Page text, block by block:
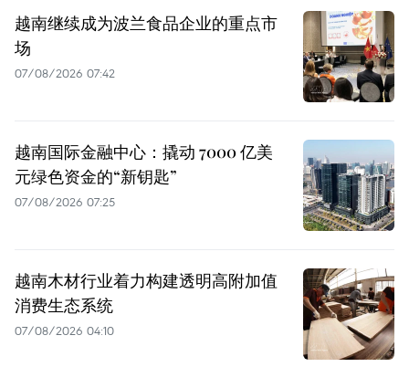
越南继续成为波兰食品企业的重点市
场
07/08/2026 07:42
越南国际金融中心：撬动 7000 亿美
元绿色资金的“新钥匙”
07/08/2026 07:25
越南木材行业着力构建透明高附加值
消费生态系统
07/08/2026 04:10